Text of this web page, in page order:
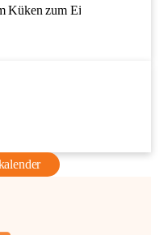
Küken zum Ei